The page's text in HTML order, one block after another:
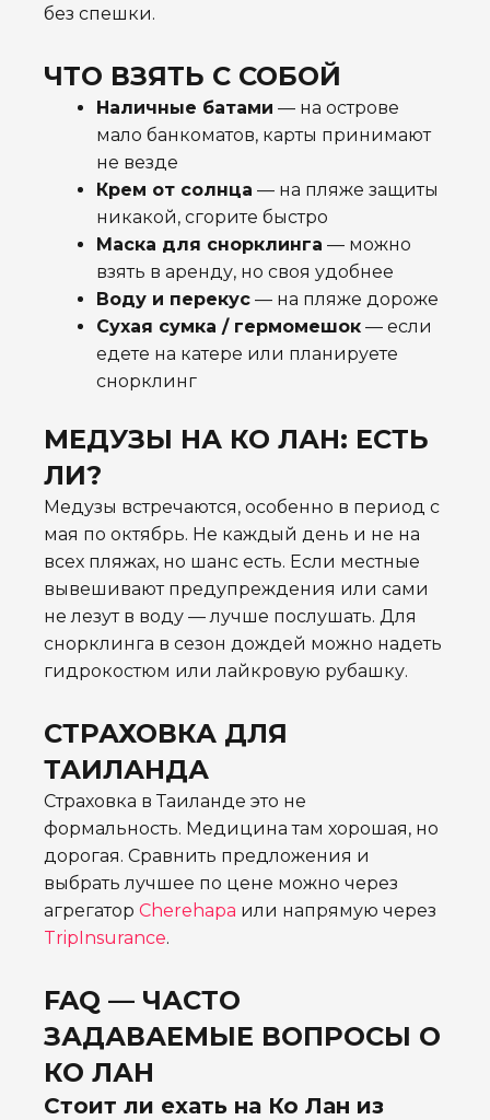
без спешки.
ЧТО ВЗЯТЬ С СОБОЙ
Наличные батами — на острове
мало банкоматов, карты принимают
не везде
Крем от солнца — на пляже защиты
никакой, сгорите быстро
Маска для снорклинга — можно
взять в аренду, но своя удобнее
Воду и перекус — на пляже дороже
Сухая сумка / гермомешок — если
едете на катере или планируете
снорклинг
МЕДУЗЫ НА КО ЛАН: ЕСТЬ
ЛИ?
Медузы встречаются, особенно в период с
мая по октябрь. Не каждый день и не на
всех пляжах, но шанс есть. Если местные
вывешивают предупреждения или сами
не лезут в воду — лучше послушать. Для
снорклинга в сезон дождей можно надеть
гидрокостюм или лайкровую рубашку.
СТРАХОВКА ДЛЯ
ТАИЛАНДА
Страховка в Таиланде это не
формальность. Медицина там хорошая, но
дорогая. Сравнить предложения и
выбрать лучшее по цене можно через
агрегатор Cherehapa или напрямую через
TripInsurance.
FAQ — ЧАСТО
ЗАДАВАЕМЫЕ ВОПРОСЫ О
КО ЛАН
Стоит ли ехать на Ко Лан из